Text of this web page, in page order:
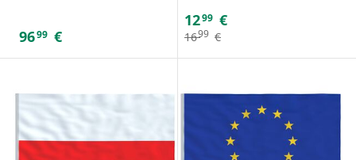
9699 €
1299 €
1699 €